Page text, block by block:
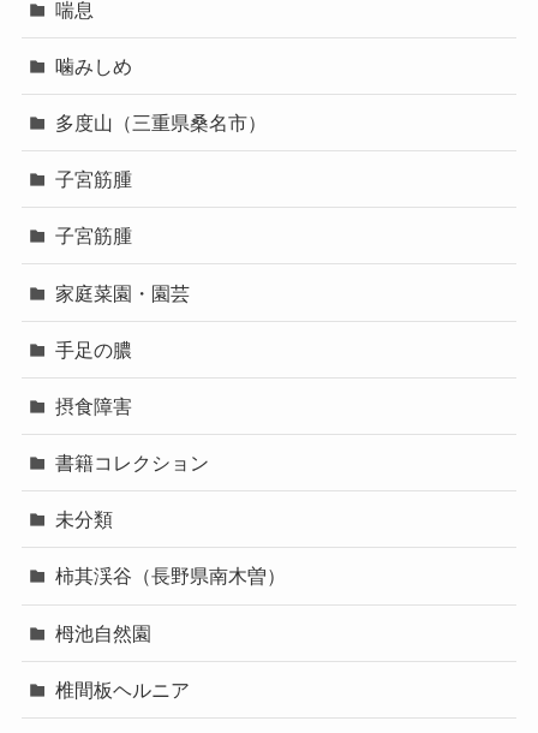
喘息
噛みしめ
多度山（三重県桑名市）
子宮筋腫
子宮筋腫
家庭菜園・園芸
手足の膿
摂食障害
書籍コレクション
未分類
柿其渓谷（長野県南木曽）
栂池自然園
椎間板ヘルニア